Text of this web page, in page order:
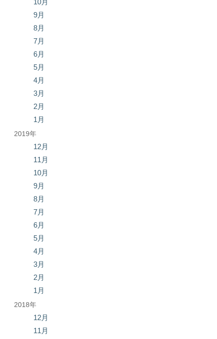
10月
9月
8月
7月
6月
5月
4月
3月
2月
1月
2019年
12月
11月
10月
9月
8月
7月
6月
5月
4月
3月
2月
1月
2018年
12月
11月